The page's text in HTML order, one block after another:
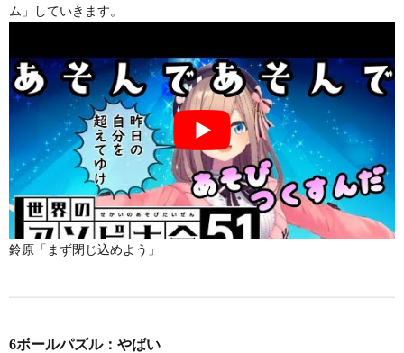
ム」していきます。
鈴原「まず閉じ込めよう」
6ボールパズル：やばい